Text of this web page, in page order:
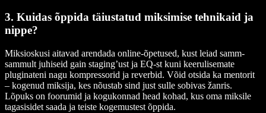
3. Kuidas õppida täiustatud miksimise tehnikaid ja
nippe?
Miksioskusi aitavad arendada online-õpetused, kust leiad samm-
sammult juhiseid gain staging’ust ja EQ-st kuni keerulisemate
pluginateni nagu kompressorid ja reverbid. Võid otsida ka mentorit
– kogenud miksija, kes nõustab sind just sulle sobivas žanris.
Lõpuks on foorumid ja kogukonnad head kohad, kus oma miksile
tagasisidet saada ja teiste kogemustest õppida.